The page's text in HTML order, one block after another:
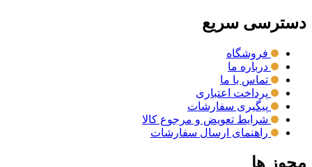
دسترسی سریع
فروشگاه
درباره ما
تماس با ما
پرداخت اعتباری
پیگیری سفارشات
شرایط تعویض و مرجوع کالا
راهنمای ارسال سفارشات
مجوز ها